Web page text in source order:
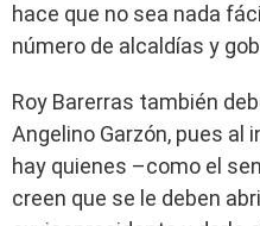
hace que no sea nada
número de alcaldías y
Roy Barerras también
Angelino Garzón, pues al
hay quienes –como el
creen que se le deben